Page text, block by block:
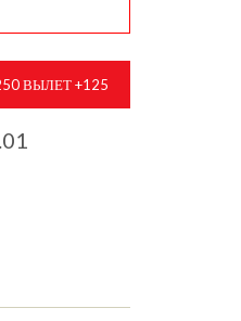
ВЫЛЕТ +125